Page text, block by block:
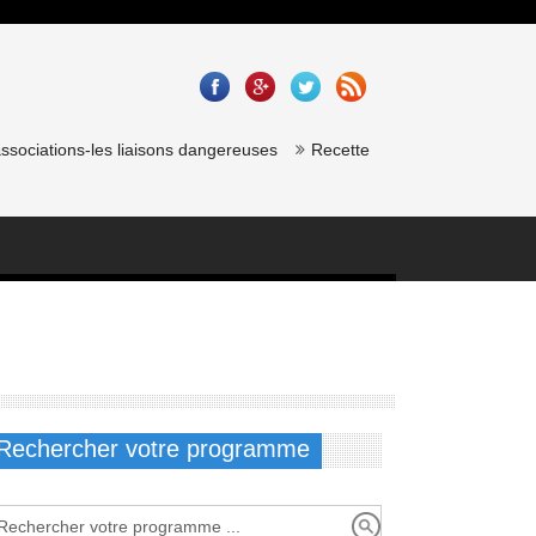
les liaisons dangereuses Recette saumon gravlax de
votre programme